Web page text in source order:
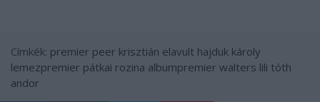
Címkék: premier peer krisztián elavult hajduk károly
lemezpremier pátkai rozina albumpremier walters lili tóth
andor